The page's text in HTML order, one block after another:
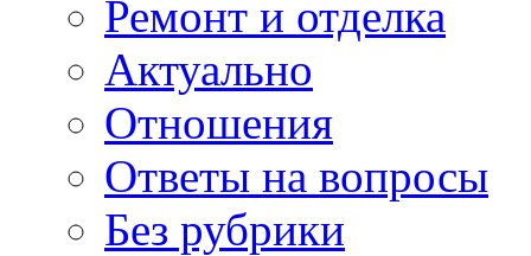
Ремонт и отделка
Актуально
Отношения
Ответы на вопросы
Без рубрики